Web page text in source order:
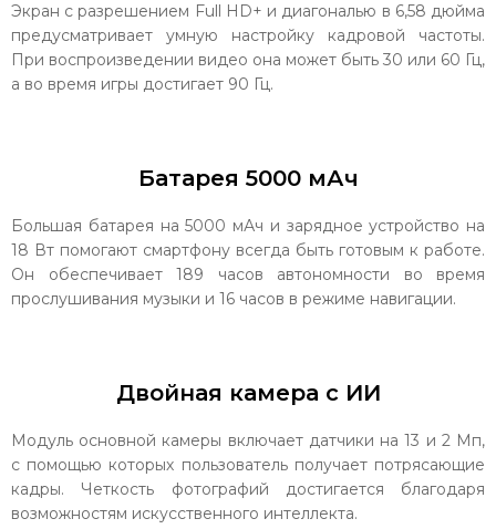
Экран с разрешением Full HD+ и диагональю в 6,58 дюйма
предусматривает умную настройку кадровой частоты.
При воспроизведении видео она может быть 30 или 60 Гц,
а во время игры достигает 90 Гц.
Батарея 5000 мАч
Большая батарея на 5000 мАч и зарядное устройство на
18 Вт помогают смартфону всегда быть готовым к работе.
Он обеспечивает 189 часов автономности во время
прослушивания музыки и 16 часов в режиме навигации.
Двойная камера с ИИ
Модуль основной камеры включает датчики на 13 и 2 Мп,
с помощью которых пользователь получает потрясающие
кадры. Четкость фотографий достигается благодаря
возможностям искусственного интеллекта.